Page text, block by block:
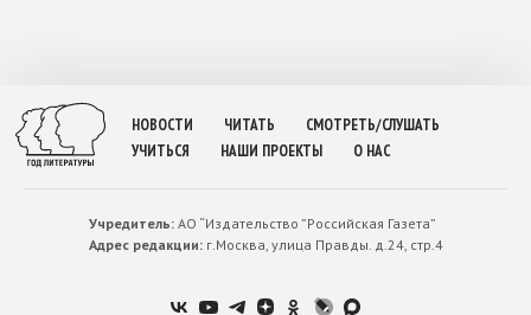
НОВОСТИ ЧИТАТЬ
СМОТРЕТЬ/СЛУШАТЬ
УЧИТЬСЯ
НАШИ ПРОЕКТЫ О НАС
Учредитель:АО “Издательство ”Российская Газета”
Адрес редакции:г.Москва, улица Правды. д.24, стр.4